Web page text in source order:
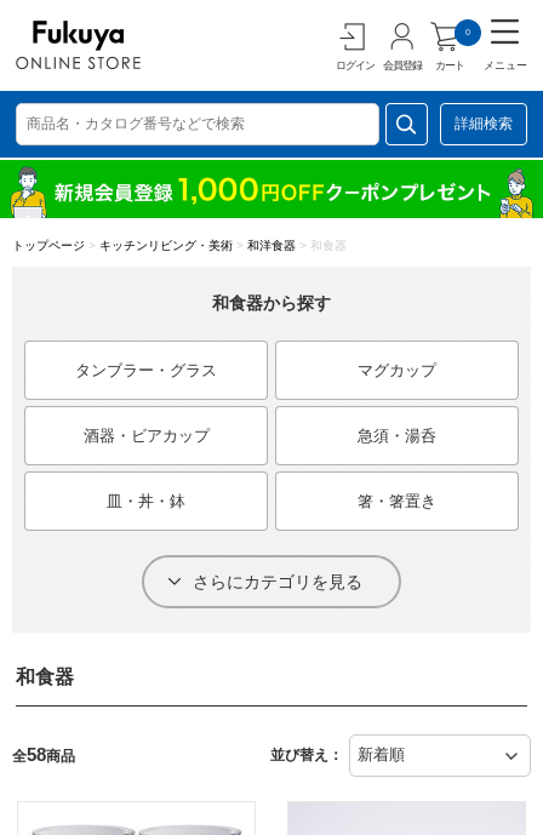
ログイン 会員登録 カート
0
メニュー
詳細検索
トップページ > キッチンリビング・美術 > 和洋食器 > 和食器
和食器から探す
タンブラー・グラス マグカップ
酒器・ビアカップ 急須・湯呑
皿・丼・鉢 箸・箸置き
さらにカテゴリを見る
和食器
全58商品 並び替え：